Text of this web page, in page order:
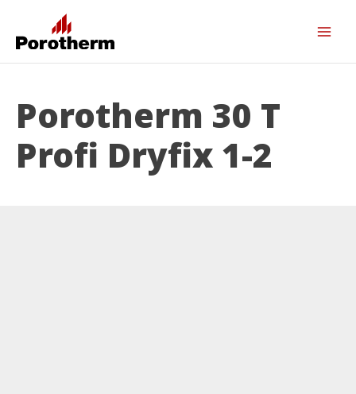
Porotherm 30 T
Profi Dryfix 1-2